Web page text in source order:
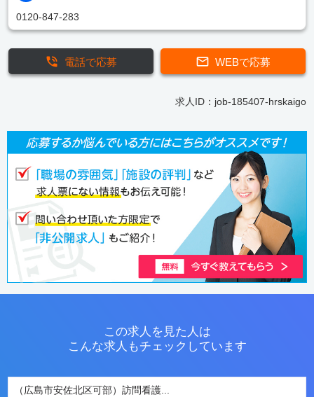
0120-847-283
WEBで応募
電話で応募
求人ID：job-185407-hrskaigo
この求人を見た人は
こんな求人もチェックしています
（広島市安佐北区可部）訪問看護...